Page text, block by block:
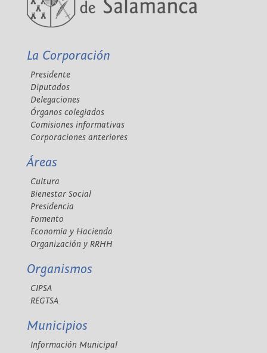
La Corporación
Presidente
Diputados
Delegaciones
Órganos colegiados
Comisiones informativas
Corporaciones anteriores
Áreas
Cultura
Bienestar Social
Presidencia
Fomento
Economía y Hacienda
Organización y RRHH
Organismos
CIPSA
REGTSA
Municipios
Información Municipal